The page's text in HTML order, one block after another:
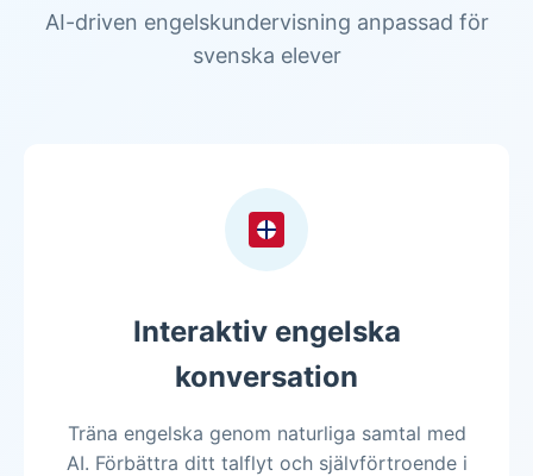
AI-driven engelskundervisning anpassad för
svenska elever
Interaktiv engelska
konversation
Träna engelska genom naturliga samtal med
AI. Förbättra ditt talflyt och självförtroende i